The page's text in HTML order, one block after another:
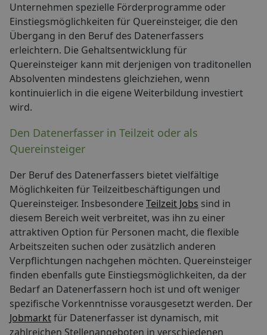
Unternehmen spezielle Förderprogramme oder
Einstiegsmöglichkeiten für Quereinsteiger, die den
Übergang in den Beruf des Datenerfassers
erleichtern. Die Gehaltsentwicklung für
Quereinsteiger kann mit derjenigen von traditonellen
Absolventen mindestens gleichziehen, wenn
kontinuierlich in die eigene Weiterbildung investiert
wird.
Den Datenerfasser in Teilzeit oder als
Quereinsteiger
Der Beruf des Datenerfassers bietet vielfältige
Möglichkeiten für Teilzeitbeschäftigungen und
Quereinsteiger. Insbesondere Teilzeit Jobs sind in
diesem Bereich weit verbreitet, was ihn zu einer
attraktiven Option für Personen macht, die flexible
Arbeitszeiten suchen oder zusätzlich anderen
Verpflichtungen nachgehen möchten. Quereinsteiger
finden ebenfalls gute Einstiegsmöglichkeiten, da der
Bedarf an Datenerfassern hoch ist und oft weniger
spezifische Vorkenntnisse vorausgesetzt werden. Der
Jobmarktfür Datenerfasser ist dynamisch, mit
zahlreichen Stellenangeboten in verschiedenen